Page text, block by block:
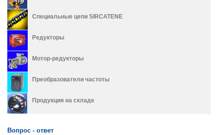
Специальные цепи SIRCATENE
Редукторы
Мотор-редукторы
Преобразователи частоты
Продукция на складе
Вопрос - ответ